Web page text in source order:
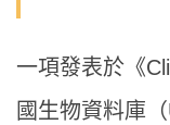
一項發表於《
國生物資料庫